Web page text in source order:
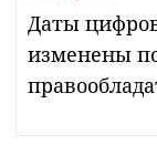
Даты
изменены